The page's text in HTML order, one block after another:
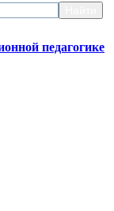
педагогике